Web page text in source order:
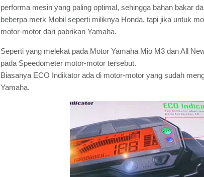
performa mesin yang paling optimal, sehingga bahan bakar
beberpa merk Mobil seperti miliknya Honda, tapi jika untuk
motor-motor dari pabrikan Yamaha.
Seperti yang melekat pada Motor Yamaha Mio M3 dan All
pada Speedometer motor-motor tersebut.
Biasanya ECO Indikator ada di motor-motor yang sudah
Yamaha.